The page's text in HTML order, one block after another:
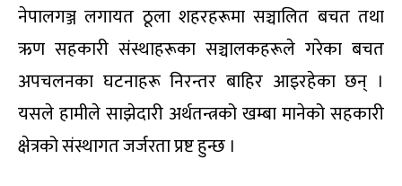
नेपालगञ्ज लगायत ठूला शहरहरूमा सञ्चालित बचत तथा
ऋण सहकारी संस्थाहरूका सञ्चालकहरूले गरेका बचत
अपचलनका घटनाहरू निरन्तर बाहिर आइरहेका छन् ।
यसले हामीले साझेदारी अर्थतन्त्रको खम्बा मानेको सहकारी
क्षेत्रको संस्थागत जर्जरता प्रष्ट हुन्छ ।